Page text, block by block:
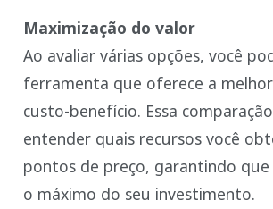
Maximização do valor
Ao avaliar várias opções, você
ferramenta que oferece a
custo-benefício. Essa
entender quais recursos você
pontos de preço, garantindo
o máximo do seu investimento.